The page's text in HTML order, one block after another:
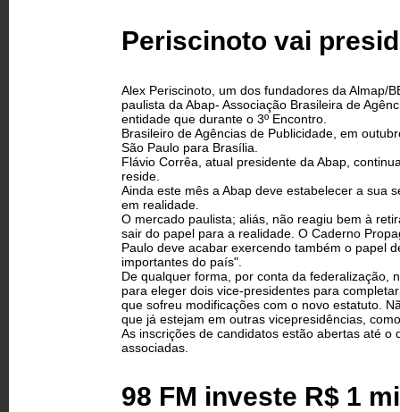
Periscinoto vai
Alex Periscinoto, um dos fundadores da Almap/
paulista da Abap- Associação Brasileira de
entidade que durante o 3º Encontro.
Brasileiro de Agências de Publicidade, em
São Paulo para Brasília.
Flávio Corrêa, atual presidente da Abap,
reside.
Ainda este mês a Abap deve estabelecer a sua
em realidade.
O mercado paulista; aliás, não reagiu bem à
sair do papel para a realidade. O Caderno
Paulo deve acabar exercendo também o papel
importantes do país".
De qualquer forma, por conta da federalização,
para eleger dois vice-presidentes para
que sofreu modificações com o novo estatuto.
que já estejam em outras vice­presidências,
As inscrições de candidatos estão abertas até
associadas.
98 FM investe R$ 1